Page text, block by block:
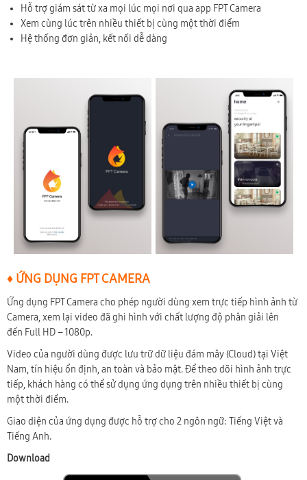
Hỗ trợ giám sát từ xa mọi lúc mọi nơi qua app FPT Camera
Xem cùng lúc trên nhiều thiết bị cùng một thời điểm
Hệ thống đơn giản, kết nối dễ dàng
♦ ỨNG DỤNG FPT CAMERA
Ứng dụng FPT Camera cho phép người dùng xem trực tiếp hình ảnh từ
Camera, xem lại video đã ghi hình với chất lượng độ phân giải lên
đến Full HD – 1080p.
Video của người dùng được lưu trữ dữ liệu đám mây (Cloud) tại Việt
Nam, tín hiệu ổn định, an toàn và bảo mật. Để theo dõi hình ảnh trực
tiếp, khách hàng có thể sử dụng ứng dụng trên nhiều thiết bị cùng
một thời điểm.
Giao diện của ứng dụng được hỗ trợ cho 2 ngôn ngữ: Tiếng Việt và
Tiếng Anh.
Download